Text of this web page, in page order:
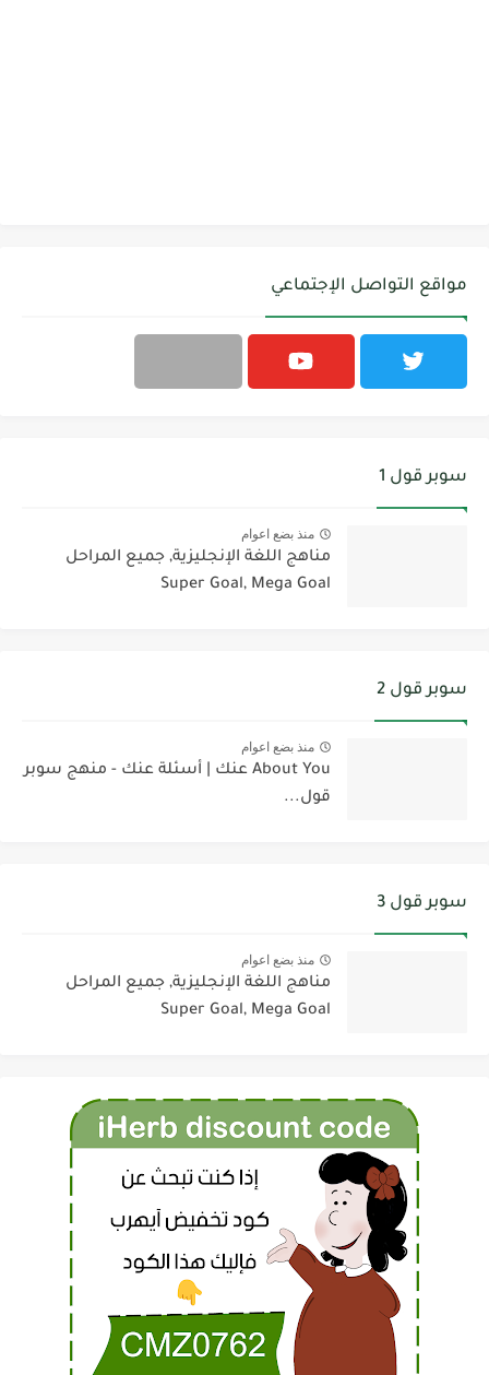
مواقع التواصل الإجتماعي
سوبر قول 1
منذ بضع اعوام
مناهج اللغة الإنجليزية, جميع المراحل
Super Goal, Mega Goal
سوبر قول 2
منذ بضع اعوام
About You عنك | أسئلة عنك - منهج سوبر
قول...
سوبر قول 3
منذ بضع اعوام
مناهج اللغة الإنجليزية, جميع المراحل
Super Goal, Mega Goal